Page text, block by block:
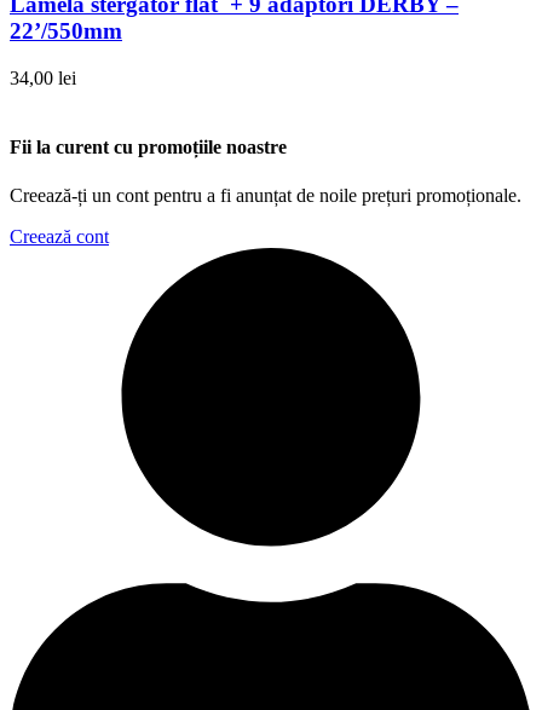
22’/550mm
34,00 lei
Fii la curent cu promoțiile noastre
Creează-ți un cont pentru a fi anunțat de noile prețuri promoționale.
Creează cont